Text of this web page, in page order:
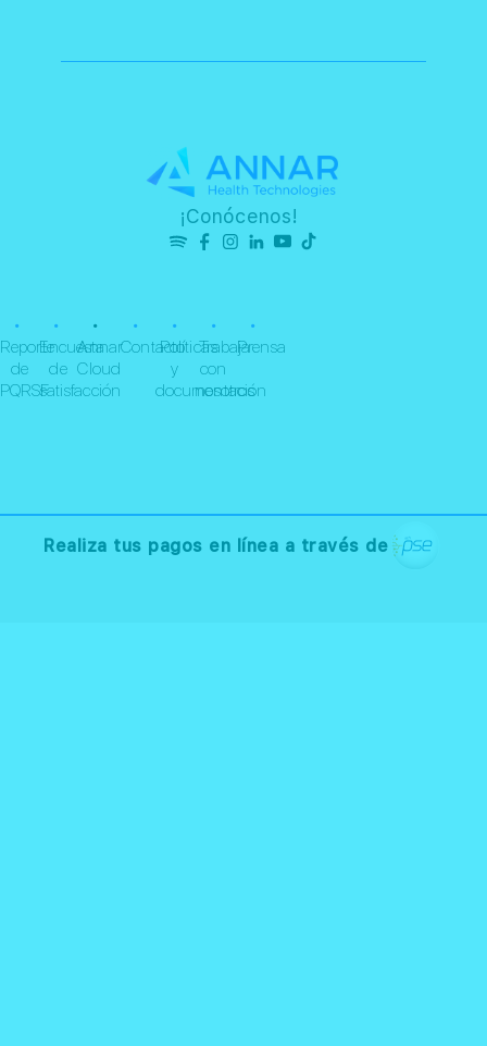
¡Conócenos!
•
Reporte
de
PQRSF
•
Encuesta
de
satisfacción
•
Annar
Cloud
•
Contacto
•
Políticas
y
documentación
•
Trabaja
con
nosotros
•
Prensa
Realiza tus pagos en línea a través de